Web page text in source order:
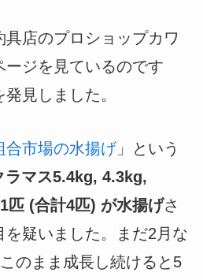
店のプロショップカワ
ージを見ているのです
見しました。
合市場の水揚げ」という
ラマス5.4kg, 4.3kg,
匹 (合計4匹) が水揚げさ
を疑いました。まだ2月な
のまま成長し続けると5